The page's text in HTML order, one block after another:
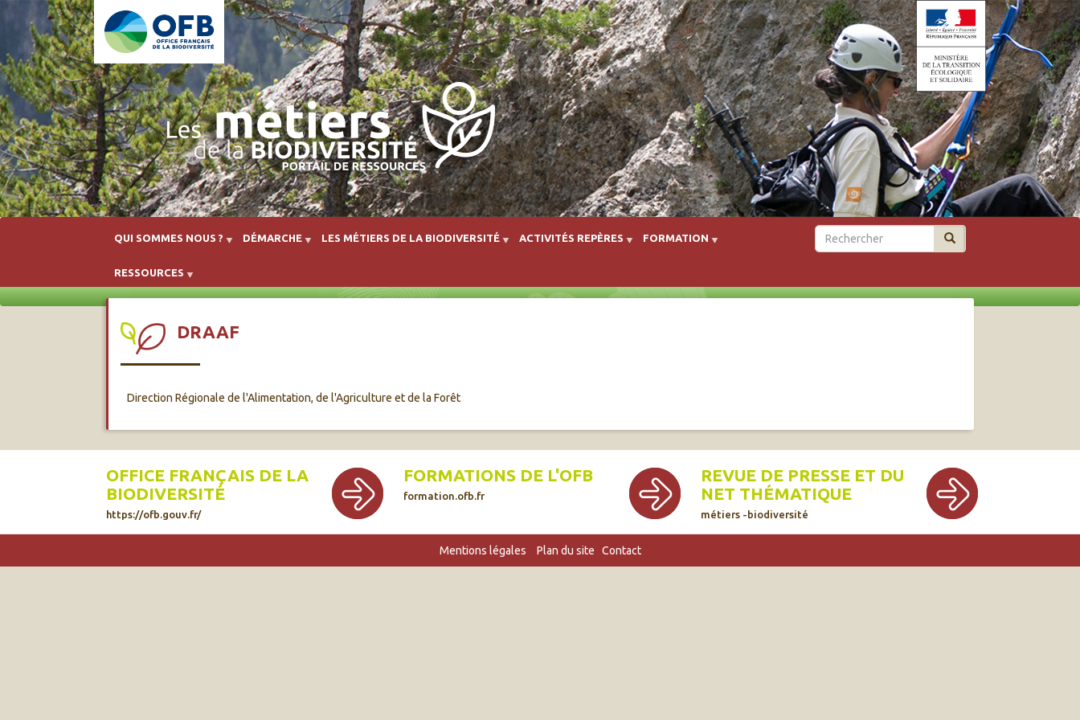
Aller au contenu principal
QUI SOMMES NOUS ? DÉMARCHE LES MÉTIERS DE LA BIODIVERSITÉ ACTIVITÉS REPÈRES FORMATION
RESSOURCES
Rechercher
DRAAF
Direction Régionale de l'Alimentation, de l'Agriculture et de la Forêt
OFFICE FRANÇAIS DE LA
BIODIVERSITÉ
https://ofb.gouv.fr/
FORMATIONS DE L'OFB
formation.ofb.fr
REVUE DE PRESSE ET DU
NET THÉMATIQUE
métiers -biodiversité
Mentions légales Plan du site Contact